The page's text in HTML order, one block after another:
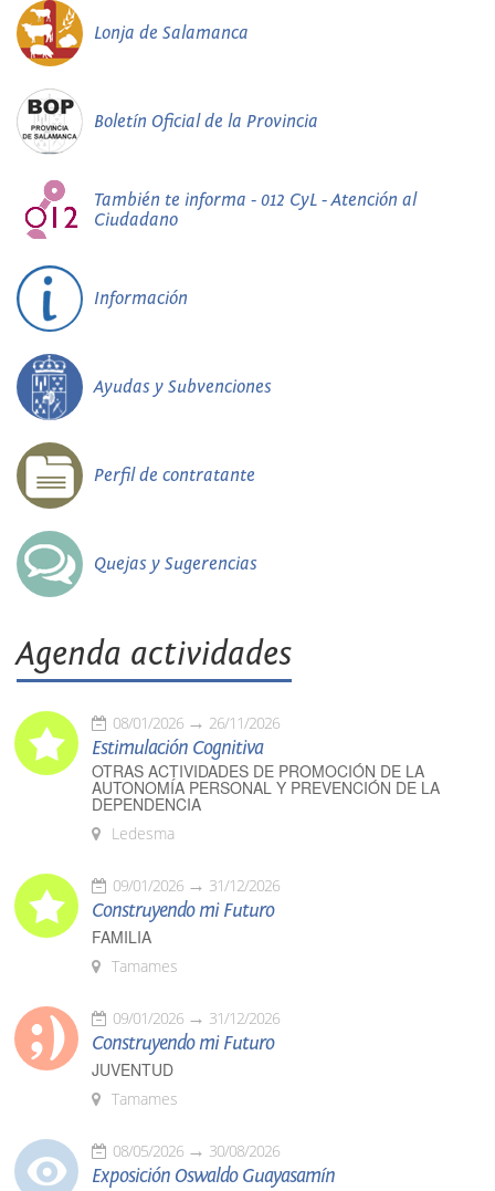
Lonja de Salamanca
Boletín Oficial de la Provincia
También te informa - 012 CyL - Atención al
Ciudadano
Información
Ayudas y Subvenciones
Perfil de contratante
Quejas y Sugerencias
Agenda actividades
08/01/2026 26/11/2026
Estimulación Cognitiva
OTRAS ACTIVIDADES DE PROMOCIÓN DE LA
AUTONOMÍA PERSONAL Y PREVENCIÓN DE LA
DEPENDENCIA
Ledesma
09/01/2026 31/12/2026
Construyendo mi Futuro
FAMILIA
Tamames
09/01/2026 31/12/2026
Construyendo mi Futuro
JUVENTUD
Tamames
08/05/2026 30/08/2026
Exposición Oswaldo Guayasamín